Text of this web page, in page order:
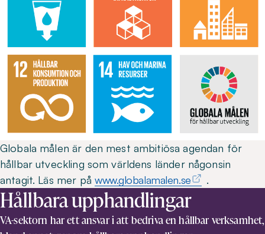
Globala målen är den mest ambitiösa agendan för
hållbar utveckling som världens länder någonsin
antagit. Läs mer på www.globalamalen.se .
Hållbara upphandlingar
VA-sektorn har ett ansvar i att bedriva en hållbar verksamhet,